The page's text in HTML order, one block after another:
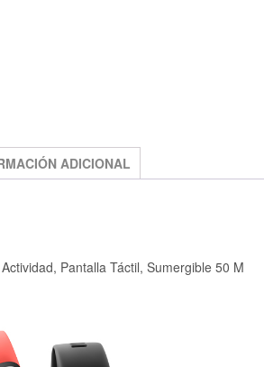
ADICIONAL
Pantalla Táctil, Sumergible 50 M